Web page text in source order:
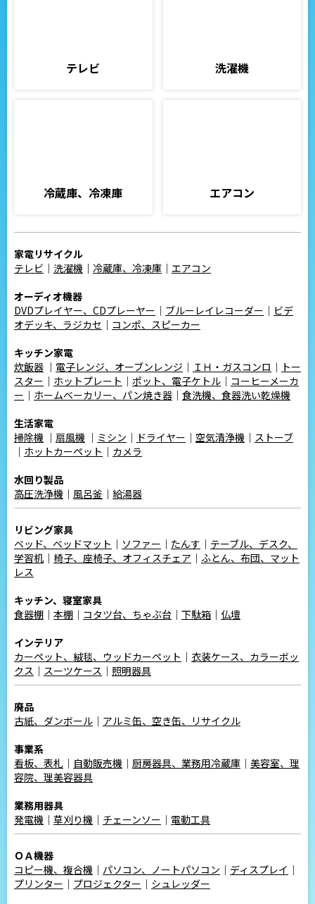
テレビ 洗濯機
冷蔵庫、冷凍庫 エアコン
家電リサイクル
テレビ ｜ 洗濯機 ｜ 冷蔵庫、冷凍庫 ｜ エアコン
オーディオ機器
DVDプレイヤー、CDプレーヤー ｜ ブルーレイレコーダー ｜ ビデ
オデッキ、ラジカセ ｜ コンポ、スピーカー
キッチン家電
炊飯器 ｜ 電子レンジ、オーブンレンジ ｜ ＩＨ・ガスコンロ ｜ トー
スター ｜ ホットプレート ｜ ポット、電子ケトル ｜ コーヒーメーカ
ー ｜ ホームベーカリー、パン焼き器 ｜ 食洗機、食器洗い乾燥機
生活家電
掃除機 ｜ 扇風機 ｜ ミシン ｜ ドライヤー ｜ 空気清浄機 ｜ ストーブ
｜ ホットカーペット ｜ カメラ
水回り製品
高圧洗浄機 ｜ 風呂釜 ｜ 給湯器
リビング家具
ベッド、ベッドマット ｜ ソファー ｜ たんす ｜ テーブル、デスク、
学習机 ｜ 椅子、座椅子、オフィスチェア ｜ ふとん、布団、マット
レス
キッチン、寝室家具
食器棚 ｜ 本棚 ｜ コタツ台、ちゃぶ台 ｜ 下駄箱 ｜ 仏壇
インテリア
カーペット、絨毯、ウッドカーペット ｜ 衣装ケース、カラーボッ
クス ｜ スーツケース ｜ 照明器具
廃品
古紙、ダンボール ｜ アルミ缶、空き缶、リサイクル
事業系
看板、表札 ｜ 自動販売機 ｜ 厨房器具、業務用冷蔵庫 ｜ 美容室、理
容院、理美容器具
業務用器具
発電機 ｜ 草刈り機 ｜ チェーンソー ｜ 電動工具
ＯＡ機器
コピー機、複合機 ｜ パソコン、ノートパソコン ｜ ディスプレイ ｜
プリンター ｜ プロジェクター ｜ シュレッダー